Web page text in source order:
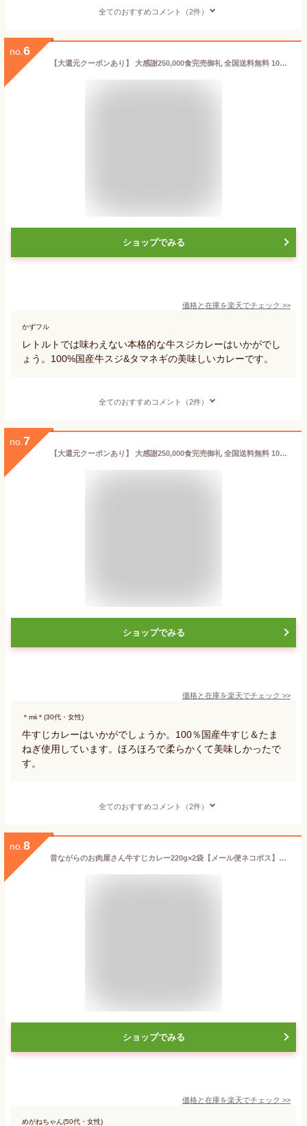
全てのおすすめコメント（2件）
no. 6
【大還元クーポンあり】 大感謝250,000食完売御礼 全国送料無料 100％国産牛すじ＆たまねぎ使用 牛すじ肉カレー210g 中辛 レトルトでは味わえない本格派カレー 非常食 保存食 非常食 保存食
ショップでみる
価格と在庫を楽天でチェック >>
かずフル
レトルトでは味わえない本格的な牛スジカレーはいかがでし
ょう。100%国産牛スジ&タマネギの美味しいカレーです。
全てのおすすめコメント（2件）
no. 7
【大還元クーポンあり】 大感謝250,000食完売御礼 全国送料無料 100％国産牛すじ＆たまねぎ使用 牛すじ肉カレー210g中辛 2パック レトルトでは味わえない本格派カレー 牛筋カレー 非常食 保存食 非常食 保存食
ショップでみる
価格と在庫を楽天でチェック >>
＊mii＊(30代・女性)
牛すじカレーはいかがでしょうか。100％国産牛すじ＆たま
ねぎ使用しています。ほろほろで柔らかくて美味しかったで
す。
全てのおすすめコメント（2件）
no. 8
昔ながらのお肉屋さん牛すじカレー220g×2袋【メール便ネコポス】お取り寄せグルメ 肉 お家カフェ 簡単 備蓄用 お試し
ショップでみる
価格と在庫を楽天でチェック >>
めがねちゃん(50代・女性)